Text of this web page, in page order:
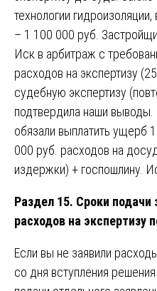
технологии
– 1 100 000 руб.
Иск в арбитраж с
расходов на экспертизу
судебную экспертизу
подтвердила наши выводы.
обязали выплатить ущерб
000 руб. расходов на
издержки) + госпошлину.
Раздел 15. Сроки подачи
расходов на экспертизу
Если вы не заявили
со дня вступления